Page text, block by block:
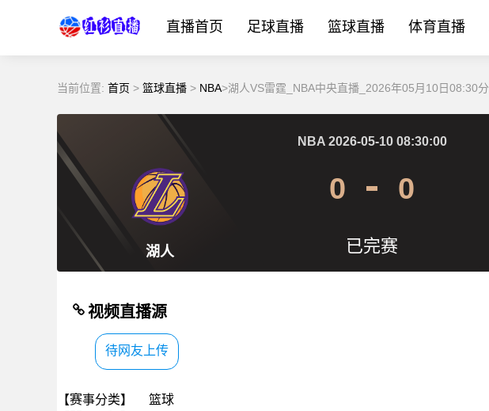
直播首页 足球直播 篮球直播 体育直播
当前位置: 首页 > 篮球直播 > NBA>湖人VS雷霆_NBA中央直播_2026年05月10日08:30分
湖人
NBA 2026-05-10 08:30:00
0 0
已完赛
视频直播源
待网友上传
【赛事分类】
篮球